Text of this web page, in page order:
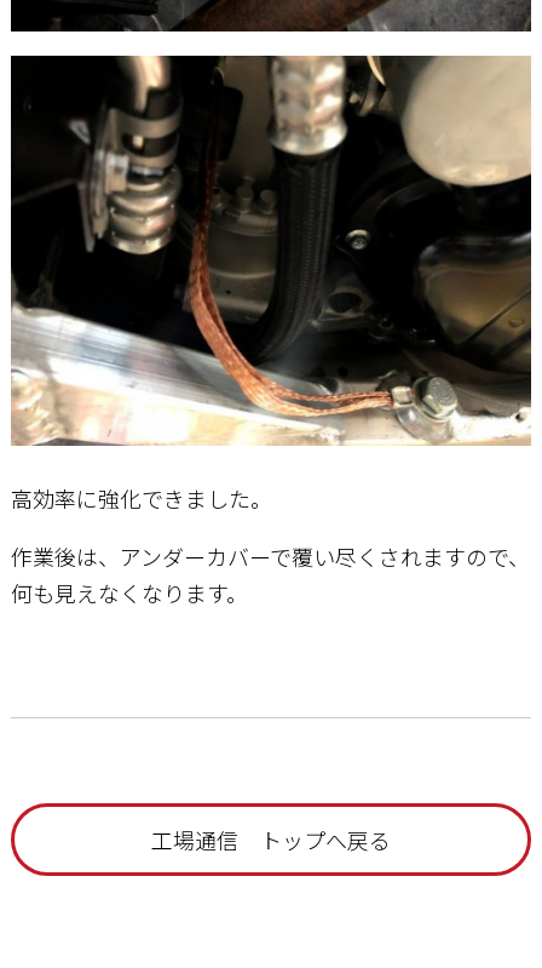
高効率に強化できました。
作業後は、アンダーカバーで覆い尽くされますので、
何も見えなくなります。
工場通信 トップへ戻る